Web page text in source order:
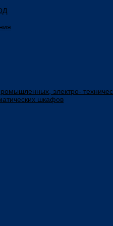
электро-
шкафов